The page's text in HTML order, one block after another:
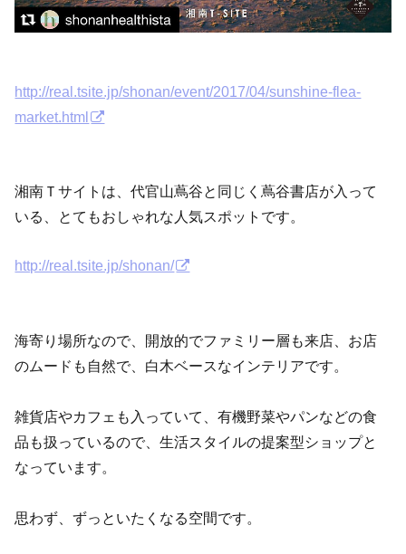
http://real.tsite.jp/shonan/event/2017/04/sunshine-flea-
market.html
湘南Ｔサイトは、代官山蔦谷と同じく蔦谷書店が入って
いる、とてもおしゃれな人気スポットです。
http://real.tsite.jp/shonan/
海寄り場所なので、開放的でファミリー層も来店、お店
のムードも自然で、白木ベースなインテリアです。
雑貨店やカフェも入っていて、有機野菜やパンなどの食
品も扱っているので、生活スタイルの提案型ショップと
なっています。
思わず、ずっといたくなる空間です。